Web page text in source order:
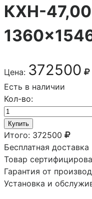
КХН-47,00
Цена: 372500
Есть в наличии
Кол-во:
Купить
Итого: 372500
Бесплатная доставка
Товар
Гарантия от
Установка и